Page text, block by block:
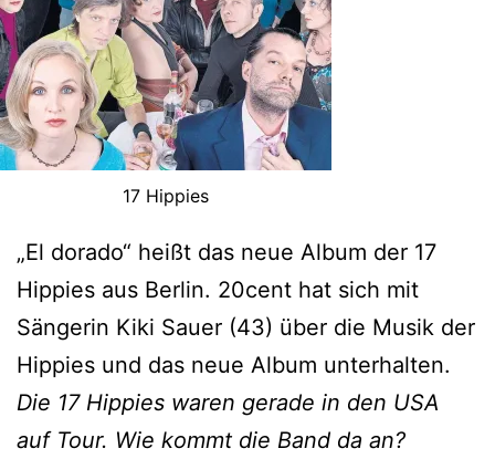
17 Hippies
„El dorado“ heißt das neue Album der 17
Hippies aus Berlin. 20cent hat sich mit
Sängerin Kiki Sauer (43) über die Musik der
Hippies und das neue Album unterhalten.
Die 17 Hippies waren gerade in den USA
auf Tour. Wie kommt die Band da an?